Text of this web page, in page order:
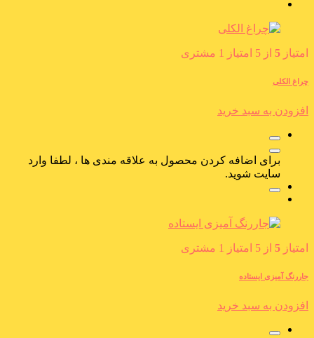
امتیاز 5 از 5 امتیاز 1 مشتری
چراغ الکلی
افزودن به سبد خرید
برای اضافه کردن محصول به علاقه مندی ها ، لطفا وارد
سایت شوید.
امتیاز 5 از 5 امتیاز 1 مشتری
جاررنگ آمیزی ایستاده
افزودن به سبد خرید